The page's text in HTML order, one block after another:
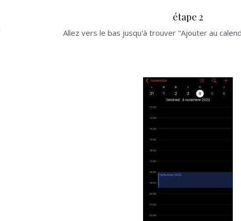
étape 2
Allez vers le bas jusqu'à trouver "Ajouter au